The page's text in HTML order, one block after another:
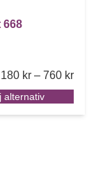
kr through 1.390
668
180 kr – 760 kr
alternativ